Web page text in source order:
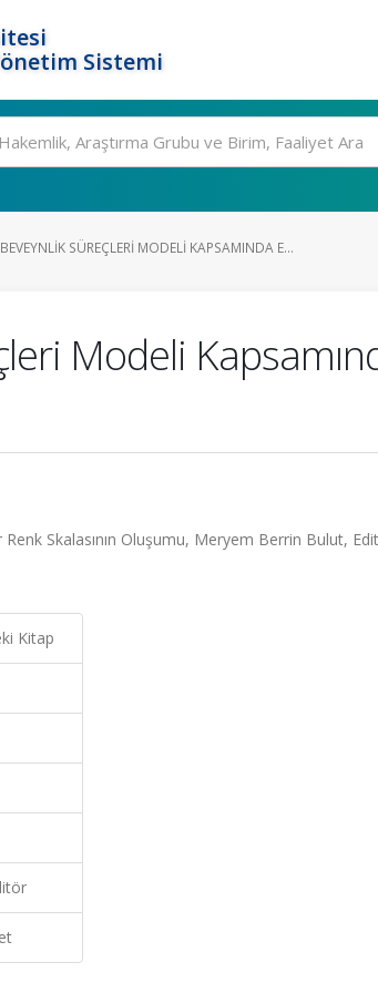
Sistemi
SÜREÇLERI MODELI KAPSAMINDA E...
Modeli
Skalasının Oluşumu, Meryem Berrin Bulut,
Kitap